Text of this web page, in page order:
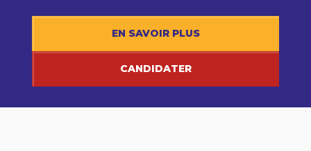
EN SAVOIR PLUS
CANDIDATER